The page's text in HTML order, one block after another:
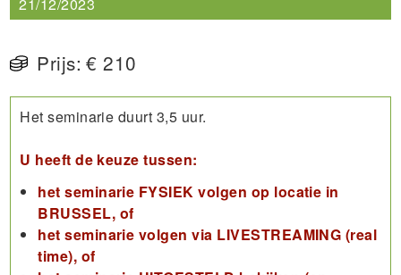
Prijs: € 210
Het seminarie duurt 3,5 uur.
U heeft de keuze tussen:
het seminarie FYSIEK volgen op locatie in
BRUSSEL, of
het seminarie volgen via LIVESTREAMING (real
time), of